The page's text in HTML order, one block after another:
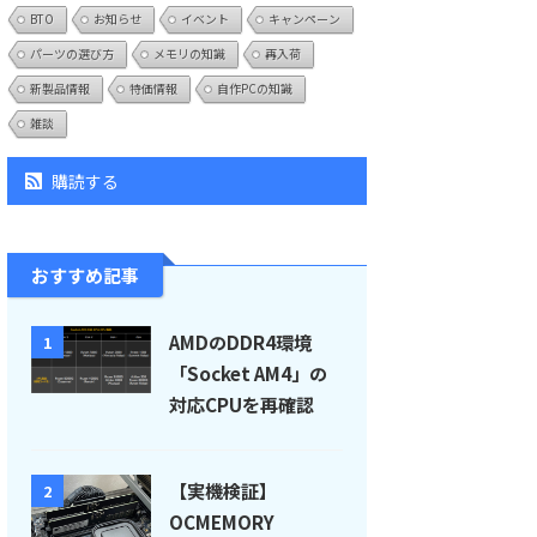
BTO お知らせ イベント
キャンペーン
パーツの選び方
メモリの知識
再入荷
新製品情報
特価情報
自作PCの知識
雑談
購読する
おすすめ記事
1
AMDのDDR4環境
「Socket AM4」の
対応CPUを再確認
2
【実機検証】
OCMEMORY